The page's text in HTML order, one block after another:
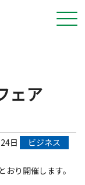
ェア
日 ビジネス
り開催します。